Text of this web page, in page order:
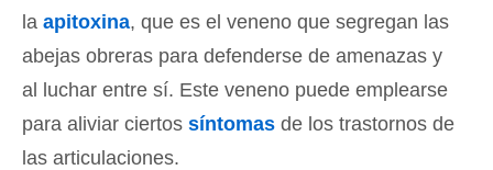
la apitoxina, que es el veneno que segregan las
abejas obreras para defenderse de amenazas y
al luchar entre sí. Este veneno puede emplearse
para aliviar ciertos síntomas de los trastornos de
las articulaciones.